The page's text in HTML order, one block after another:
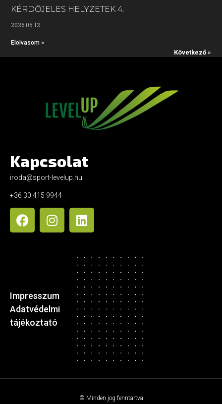
KÉRDŐJELES HELYZETEK 4.
2026.05.12.
Elolvasom »
Következő »
Kapcsolat
iroda@sport-levelup.hu
+36 30 415 9944
Impresszum
Adatvédelmi
tájékoztató
© Minden jog fenntartva